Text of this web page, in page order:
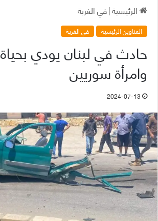
الرئيسية|في الغربة
العناوين الرئيسية في الغربة
حادث في لبنان يودي
وامرأة سوريين
2024-07-13